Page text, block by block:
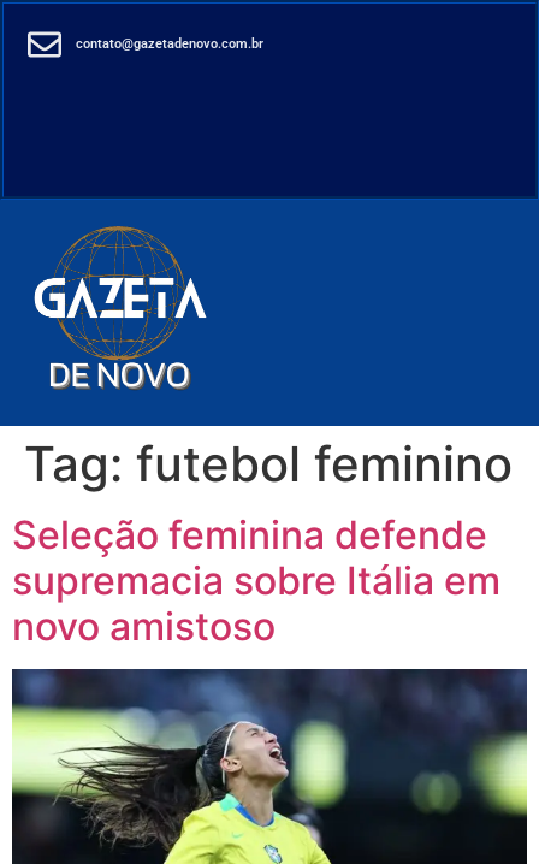
contato@gazetadenovo.com.br
Tag: futebol feminino
Seleção feminina defende
supremacia sobre Itália em
novo amistoso